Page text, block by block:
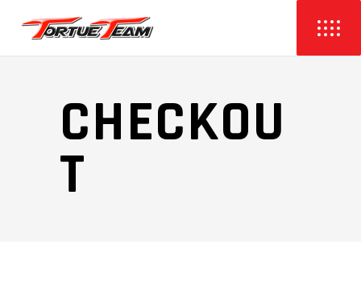
CHECKOU
T